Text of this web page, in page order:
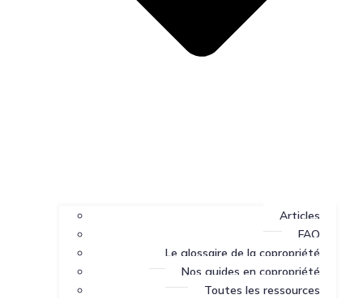
Articles
FAQ
Le glossaire de la copropriété
Nos guides en copropriété
Toutes les ressources